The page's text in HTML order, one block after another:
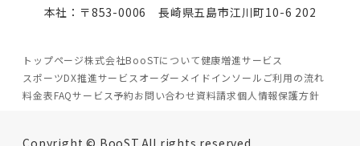
本社：〒853-0006 長崎県五島市江川町10-6 202
トップページ株式会社BooSTについて健康増進サービス
スポーツDX推進サービス オーダーメイドインソール ご利用の流れ
料金表FAQサービス予約お問い合わせ資料請求個人情報保護方針